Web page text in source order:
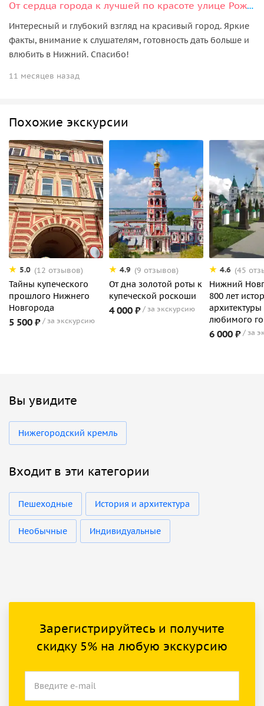
От сердца города к лучшей по красоте улице Рождественской
Интересный и глубокий взгляд на красивый город. Яркие
факты, внимание к слушателям, готовность дать больше и
влюбить в Нижний. Спасибо!
11 месяцев назад
Похожие экскурсии
5.0 (12 отзывов)
Тайны купеческого
прошлого Нижнего
Новгорода
5 500 ₽ за экскурсию
4.9 (9 отзывов)
От дна золотой роты к
купеческой роскоши
4 000 ₽ за экскурсию
4.6 (45
Нижний
800 лет
архитектуры
любимого
6 000 ₽ за
Вы увидите
Нижегородский кремль
Входит в эти категории
Пешеходные История и архитектура
Необычные Индивидуальные
Зарегистрируйтесь и получите
скидку 5% на любую экскурсию